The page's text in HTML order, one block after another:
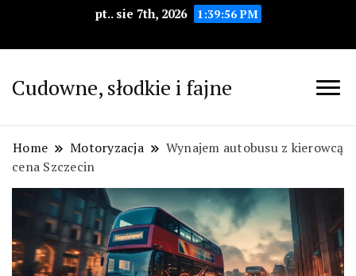
pt.. sie 7th, 2026 1:39:57 PM
Cudowne, słodkie i fajne
Home Motoryzacja
Wynajem autobusu z kierowcą
cena Szczecin